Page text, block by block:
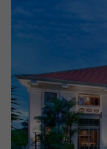
Escapadinhas
Promoções
Especialistas